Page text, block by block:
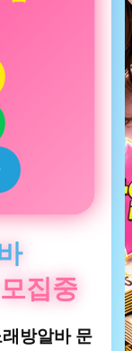
집중
방알바 문